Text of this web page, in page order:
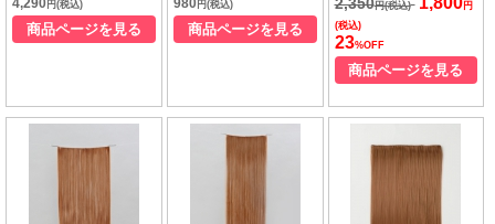
円(税込)
商品ページを見る
円(税込)
商品ページを見る
円(税込)
円
(税込)
23%OFF
商品ページを見る